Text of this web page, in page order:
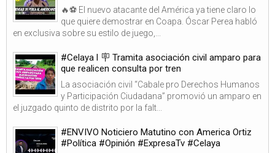
🔥⚽ El nuevo atacante del América ya tiene claro lo
que quiere demostrar en Coapa. Óscar Perea habló
en exclusiva sobre su estilo de juego,...
#Celaya l 🪧 Tramita asociación civil amparo para
que realicen consulta por tren
La asociación civil “Cabale pro Derechos Humanos
y Participación Ciudadana” promovió un amparo en
el juzgado quinto de distrito por la falt...
#ENVIVO Noticiero Matutino con America Ortiz
#Política #Opinión #ExpresaTv #Celaya